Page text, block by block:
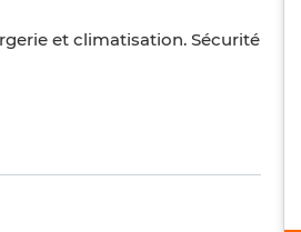
et climatisation. Sécurité